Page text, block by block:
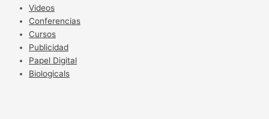
Videos
Conferencias
Cursos
Publicidad
Papel Digital
Biologicals